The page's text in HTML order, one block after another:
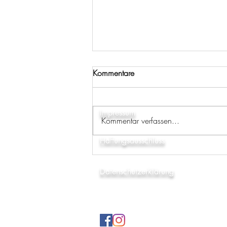
Werte Vereinsmitglieder,
Kommentare
Kommentar verfassen...
Impressum
Haftungsausschluss
Datenschutzerklärung